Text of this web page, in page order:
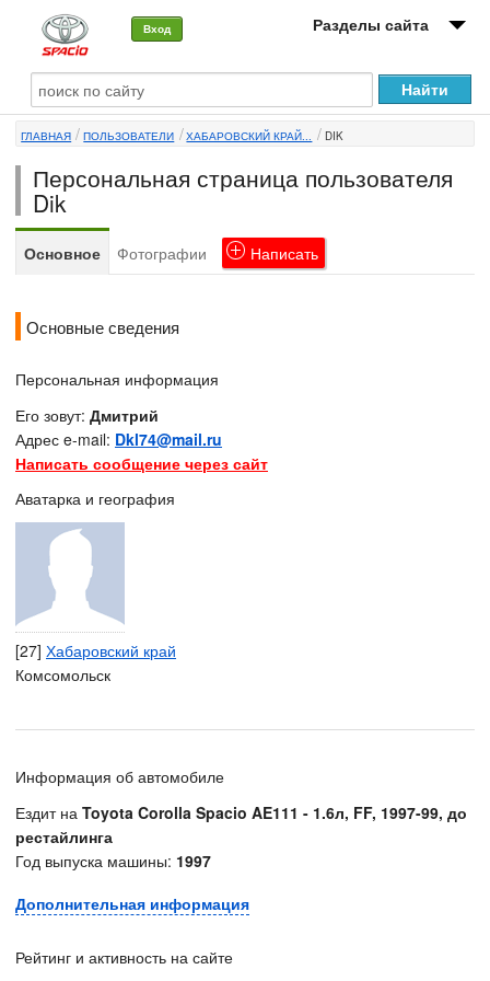
Вход Разделы сайта
О машине
Автоклуб
Форумы
Сервисы и услуги
ГЛАВНАЯ ПОЛЬЗОВАТЕЛИ ХАБАРОВСКИЙ КРАЙ... DIK
Персональная страница пользователя
Dik
Основное Фотографии Написать
Основные сведения
Персональная информация
Его зовут: Дмитрий
Адрес e-mail: Dkl74@mail.ru
Написать сообщение через сайт
Аватарка и география
[27] Хабаровский край
Комсомольск
Информация об автомобиле
Ездит на Toyota Corolla Spacio AE111 - 1.6л, FF, 1997-99, до
рестайлинга
Год выпуска машины: 1997
Дополнительная информация
Рейтинг и активность на сайте